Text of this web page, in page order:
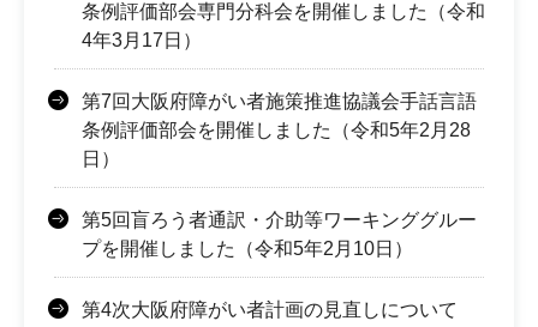
条例評価部会専門分科会を開催しました（令和
4年3月17日）
第7回大阪府障がい者施策推進協議会手話言語
条例評価部会を開催しました（令和5年2月28
日）
第5回盲ろう者通訳・介助等ワーキンググルー
プを開催しました（令和5年2月10日）
第4次大阪府障がい者計画の見直しについて